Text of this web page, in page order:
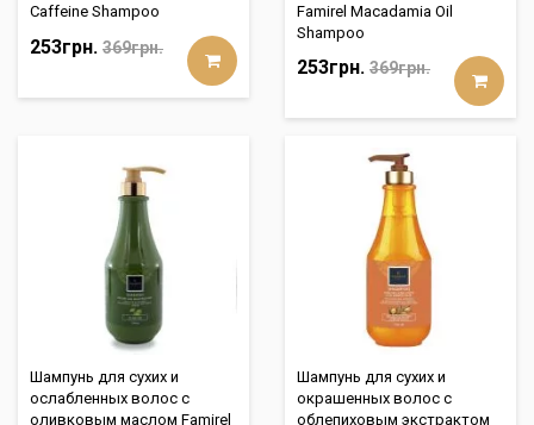
Caffeine Shampoo
253грн. 369грн.
Famirel Macadamia Oil
Shampoo
253грн. 369грн.
Шампунь для сухих и
ослабленных волос с
оливковым маслом Famirel
Шампунь для сухих и
окрашенных волос с
облепиховым экстрактом